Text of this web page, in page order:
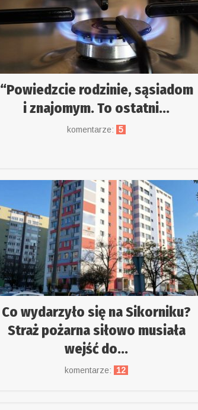
“Powiedzcie rodzinie, sąsiadom
i znajomym. To ostatni...
komentarze: 5
Co wydarzyło się na Sikorniku?
Straż pożarna siłowo musiała
wejść do...
komentarze: 12